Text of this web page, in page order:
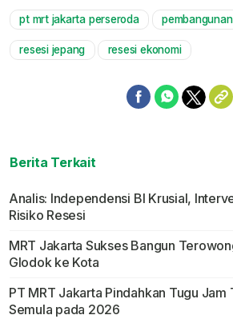
pt mrt jakarta perseroda
resesi jepang resesi ekonomi
Berita Terkait
Analis: Independensi BI Krusial,
Risiko Resesi
MRT Jakarta Sukses Bangun
Glodok ke Kota
PT MRT Jakarta Pindahkan Tugu Jam
Semula pada 2026